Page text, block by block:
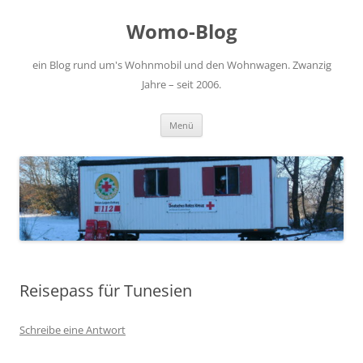
Womo-Blog
ein Blog rund um's Wohnmobil und den Wohnwagen. Zwanzig
Jahre – seit 2006.
Menü
Reisepass für Tunesien
Schreibe eine Antwort